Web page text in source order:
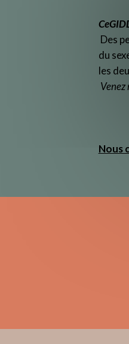
Des
du
les
Venez
Nous